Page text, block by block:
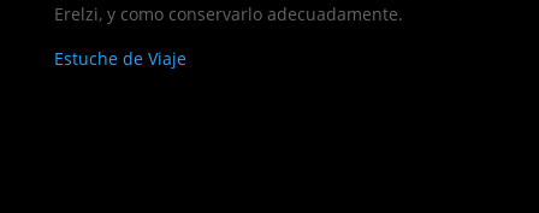
Erelzi, y como conservarlo adecuadamente.
Estuche de Viaje